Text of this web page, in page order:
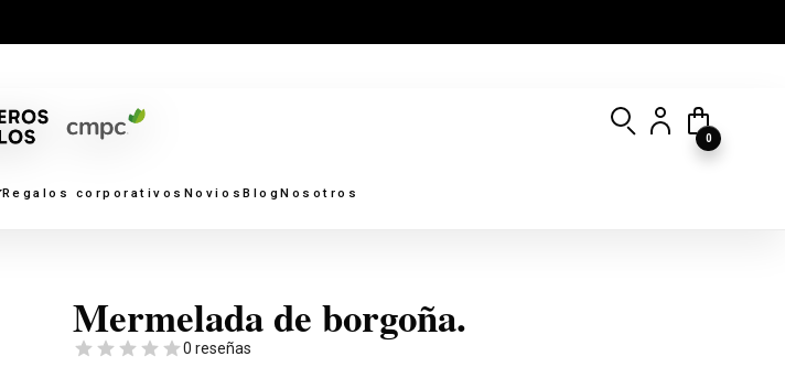
Regalos corporativos NoviosBlogNosotros
0
Mermelada de borgoña.
0 reseñas